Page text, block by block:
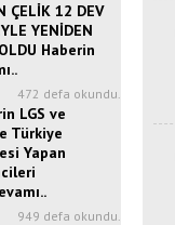
ÇELİK 12 DEV
YENİDEN
Haberin
472 defa okundu.
LGS ve
Türkiye
Yapan
949 defa okundu.